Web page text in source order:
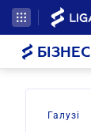
БІЗНЕС
Галузі